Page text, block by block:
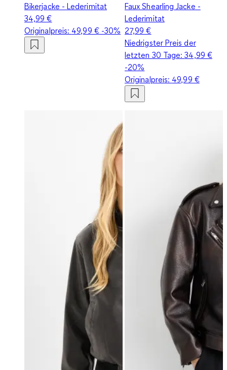
Bikerjacke - Lederimitat
34,99 €
Originalpreis: 49,99 €-30%
Faux Shearling Jacke -
Lederimitat
27,99 €
Niedrigster Preis der
letzten 30 Tage:34,99 €
-20%
Originalpreis: 49,99 €